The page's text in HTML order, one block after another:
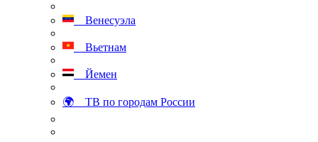
Венесуэла
Вьетнам
Йемен
🌍 ТВ по городам России